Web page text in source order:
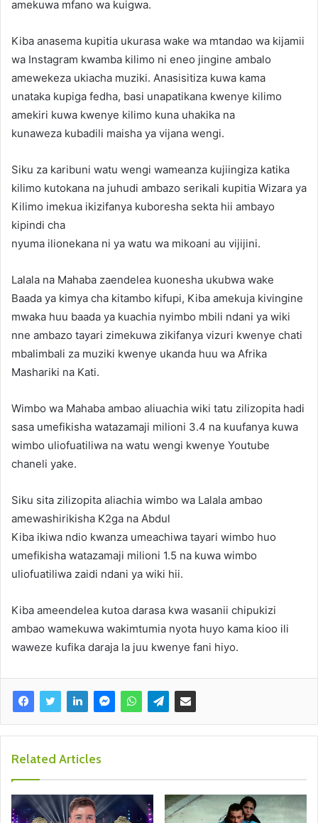
amekuwa mfano wa kuigwa.
Kiba anasema kupitia ukurasa wake wa mtandao wa kijamii
wa Instagram kwamba kilimo ni eneo jingine ambalo
amewekeza ukiacha muziki. Anasisitiza kuwa kama
unataka kupiga fedha, basi unapatikana kwenye kilimo
amekiri kuwa kwenye kilimo kuna uhakika na
kunaweza kubadili maisha ya vijana wengi.
Siku za karibuni watu wengi wameanza kujiingiza katika
kilimo kutokana na juhudi ambazo serikali kupitia Wizara ya
Kilimo imekua ikizifanya kuboresha sekta hii ambayo
kipindi cha
nyuma ilionekana ni ya watu wa mikoani au vijijini.
Lalala na Mahaba zaendelea kuonesha ukubwa wake
Baada ya kimya cha kitambo kifupi, Kiba amekuja kivingine
mwaka huu baada ya kuachia nyimbo mbili ndani ya wiki
nne ambazo tayari zimekuwa zikifanya vizuri kwenye chati
mbalimbali za muziki kwenye ukanda huu wa Afrika
Mashariki na Kati.
Wimbo wa Mahaba ambao aliuachia wiki tatu zilizopita hadi
sasa umefikisha watazamaji milioni 3.4 na kuufanya kuwa
wimbo uliofuatiliwa na watu wengi kwenye Youtube
chaneli yake.
Siku sita zilizopita aliachia wimbo wa Lalala ambao
amewashirikisha K2ga na Abdul
Kiba ikiwa ndio kwanza umeachiwa tayari wimbo huo
umefikisha watazamaji milioni 1.5 na kuwa wimbo
uliofuatiliwa zaidi ndani ya wiki hii.
Kiba ameendelea kutoa darasa kwa wasanii chipukizi
ambao wamekuwa wakimtumia nyota huyo kama kioo ili
waweze kufika daraja la juu kwenye fani hiyo.
Related Articles